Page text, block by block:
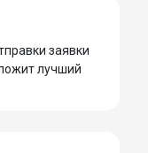
заявки
лучший